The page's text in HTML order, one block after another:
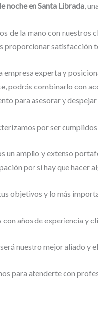
noche en Santa Librada,
de la mano con nuestros
proporcionar satisfacción
empresa experta y
podrás combinarlo con
para asesorar y despejar
por ser
un amplio y extenso
por si hay que hacer
objetivos y lo más
con años de experiencia y
nuestro mejor aliado y
para atenderte con